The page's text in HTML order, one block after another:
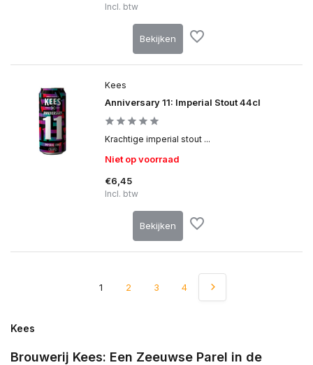
Incl. btw
Bekijken
Kees
Anniversary 11: Imperial Stout 44cl
Krachtige imperial stout ...
Niet op voorraad
€6,45
Incl. btw
Bekijken
1 2 3 4
Kees
Brouwerij Kees: Een Zeeuwse Parel in de